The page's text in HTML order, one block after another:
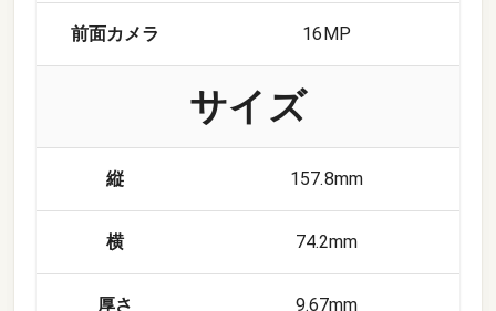
前面カメラ 16 MP
サイズ
縦 157.8mm
横 74.2mm
厚さ 9.67mm